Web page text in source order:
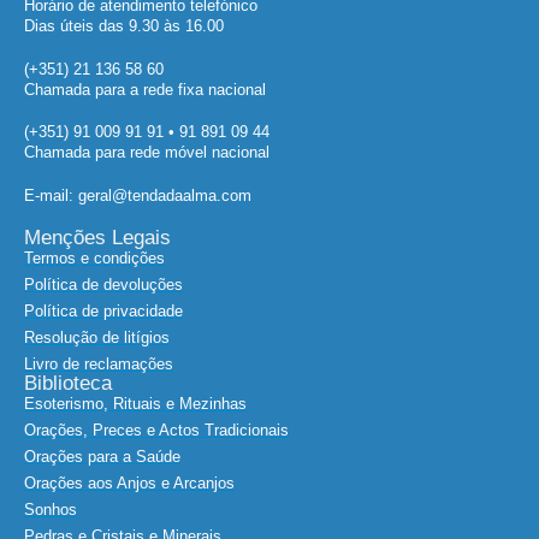
Horário de atendimento telefónico
Dias úteis das 9.30 às 16.00
(+351) 21 136 58 60
Chamada para a rede fixa nacional
(+351) 91 009 91 91 • 91 891 09 44
Chamada para rede móvel nacional
E-mail: geral@tendadaalma.com
Menções Legais
Termos e condições
Política de devoluções
Política de privacidade
Resolução de litígios
Livro de reclamações
Biblioteca
Esoterismo, Rituais e Mezinhas
Orações, Preces e Actos Tradicionais
Orações para a Saúde
Orações aos Anjos e Arcanjos
Sonhos
Pedras e Cristais e Minerais